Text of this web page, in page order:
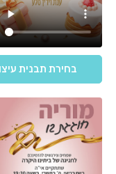
בחירת תבנית